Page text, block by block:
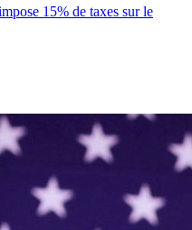
15% de taxes sur le